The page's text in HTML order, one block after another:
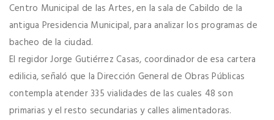
Centro Municipal de las Artes, en la sala de Cabildo de la
antigua Presidencia Municipal, para analizar los programas de
bacheo de la ciudad.
El regidor Jorge Gutiérrez Casas, coordinador de esa cartera
edilicia, señaló que la Dirección General de Obras Públicas
contempla atender 335 vialidades de las cuales 48 son
primarias y el resto secundarias y calles alimentadoras.